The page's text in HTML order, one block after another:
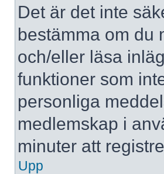
Det är det inte
bestämma om du
och/eller läsa
funktioner som
personliga
medlemskap i
minuter att
Upp